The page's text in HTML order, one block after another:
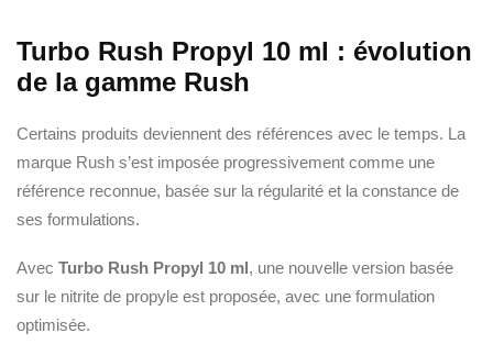
Turbo Rush Propyl 10 ml : évolution
de la gamme Rush
Certains produits deviennent des références avec le temps. La
marque Rush s’est imposée progressivement comme une
référence reconnue, basée sur la régularité et la constance de
ses formulations.
Avec Turbo Rush Propyl 10 ml, une nouvelle version basée
sur le nitrite de propyle est proposée, avec une formulation
optimisée.